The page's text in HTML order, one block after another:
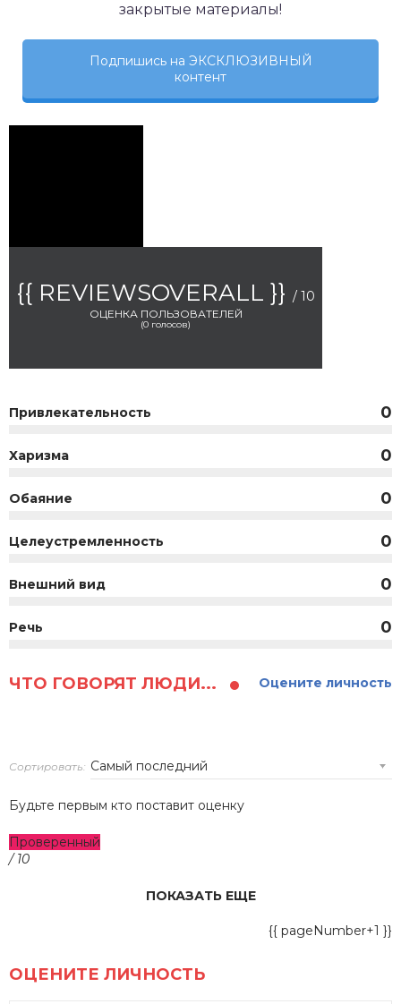
закрытые материалы!
Подпишись на ЭКСКЛЮЗИВНЫЙ
контент
{{ REVIEWSOVERALL }} / 10
ОЦЕНКА ПОЛЬЗОВАТЕЛЕЙ
(0 голосов)
Привлекательность 0
Харизма 0
Обаяние 0
Целеустремленность 0
Внешний вид 0
Речь 0
ЧТО ГОВОРЯТ ЛЮДИ... Оцените личность
Сортировать:
Будьте первым кто поставит оценку
Проверенный
/ 10
ПОКАЗАТЬ ЕЩЕ
{{ pageNumber+1 }}
ОЦЕНИТЕ ЛИЧНОСТЬ